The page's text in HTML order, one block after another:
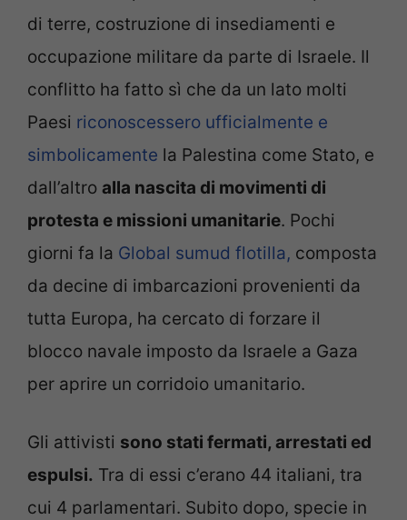
di terre, costruzione di insediamenti e
occupazione militare da parte di Israele. Il
conflitto ha fatto sì che da un lato molti
Paesi riconoscessero ufficialmente e
simbolicamente la Palestina come Stato, e
dall’altro alla nascita di movimenti di
protesta e missioni umanitarie. Pochi
giorni fa la Global sumud flotilla, composta
da decine di imbarcazioni provenienti da
tutta Europa, ha cercato di forzare il
blocco navale imposto da Israele a Gaza
per aprire un corridoio umanitario.
Gli attivisti sono stati fermati, arrestati ed
espulsi. Tra di essi c’erano 44 italiani, tra
cui 4 parlamentari. Subito dopo, specie in